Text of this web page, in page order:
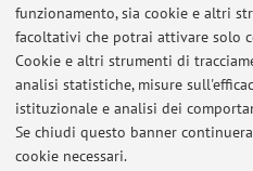
funzionamento, sia cookie e altri
facoltativi che potrai attivare solo
Cookie e altri strumenti di
analisi statistiche, misure
istituzionale e analisi dei
Se chiudi questo banner
cookie necessari.
Orario di ricevimento
Monday to Friday by
051 2096653)